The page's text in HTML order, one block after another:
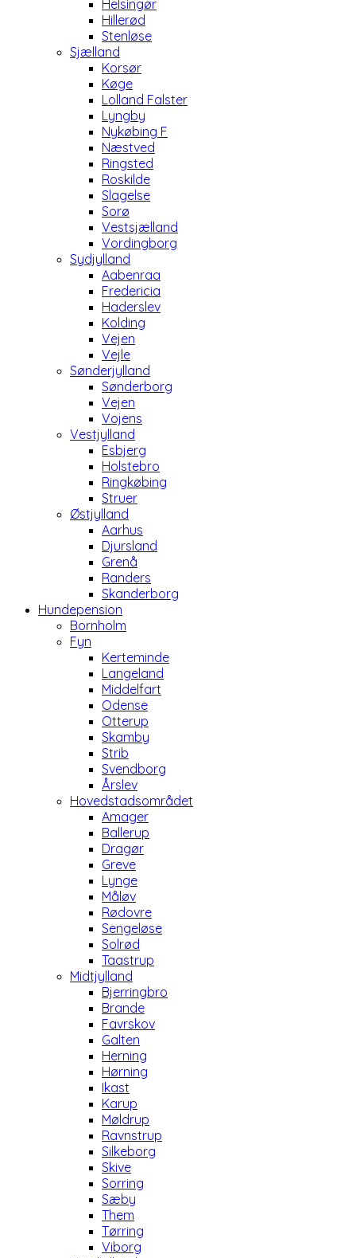
Helsingør
Hillerød
Stenløse
Sjælland
Korsør
Køge
Lolland Falster
Lyngby
Nykøbing F
Næstved
Ringsted
Roskilde
Slagelse
Sorø
Vestsjælland
Vordingborg
Sydjylland
Aabenraa
Fredericia
Haderslev
Kolding
Vejen
Vejle
Sønderjylland
Sønderborg
Vejen
Vojens
Vestjylland
Esbjerg
Holstebro
Ringkøbing
Struer
Østjylland
Aarhus
Djursland
Grenå
Randers
Skanderborg
Hundepension
Bornholm
Fyn
Kerteminde
Langeland
Middelfart
Odense
Otterup
Skamby
Strib
Svendborg
Årslev
Hovedstadsområdet
Amager
Ballerup
Dragør
Greve
Lynge
Måløv
Rødovre
Sengeløse
Solrød
Taastrup
Midtjylland
Bjerringbro
Brande
Favrskov
Galten
Herning
Hørning
Ikast
Karup
Møldrup
Ravnstrup
Silkeborg
Skive
Sorring
Sæby
Them
Tørring
Viborg